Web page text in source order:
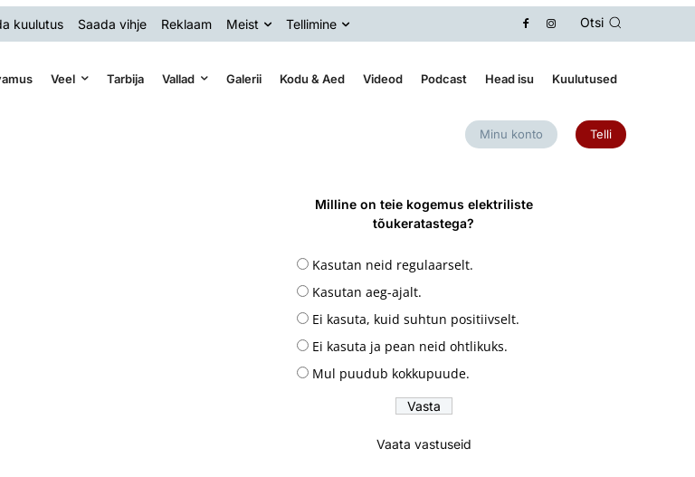
kuulutus Saada vihje Reklaam Meist Tellimine Otsi
Veel Tarbija Vallad Galerii Kodu & Aed Videod Podcast Head isu Kuulutused
Minu konto Telli
Milline on teie kogemus elektriliste
tõukeratastega?
Kasutan neid regulaarselt.
Kasutan aeg-ajalt.
Ei kasuta, kuid suhtun positiivselt.
Ei kasuta ja pean neid ohtlikuks.
Mul puudub kokkupuude.
Vaata vastuseid